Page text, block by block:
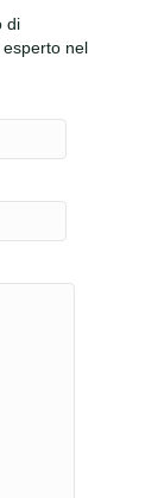
di
esperto nel